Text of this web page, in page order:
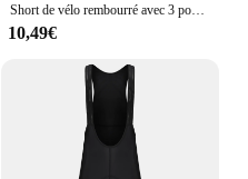
Short de vélo rembourré avec 3 poches, pantalon de cyclisme, caleçon de moto, vêtements de subvention, collants pour la route et le VTT
10,49€